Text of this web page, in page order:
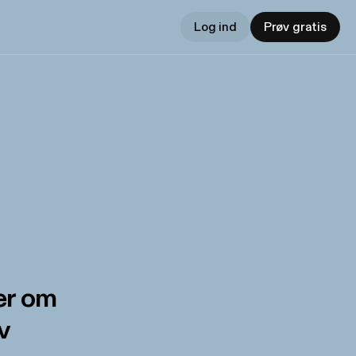
Log ind Prøv gratis
om